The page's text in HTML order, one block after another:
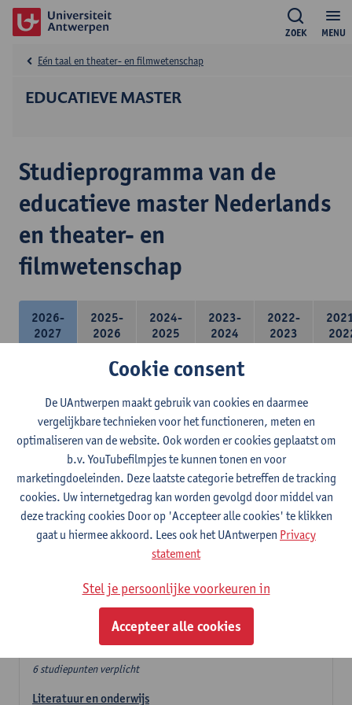
MENU
ZOEK
EDUCATIEVE MASTER
Eén taal en theater- en filmwetenschap
Studieprogramma van de
educatieve master Nederlands
en theater- en
filmwetenschap
2026-
2027
2025-
2026
2024-
2025
2023-
2024
2022-
2023
- Optie A : je kiest twee vakdidactieken
- Optie B: je kiest één vakdidactiek en een profilering
In de domeincomponent neem je 60 studiepunten op:
- 1 verplicht algemeen opleidingsonderdeel van 6 studiepunten,
- 24 of 30 studiepunten Nederlands en telkens minimum 6
studiepunten per deeldomein,
- 24 of 30 studiepunten theater- en filmwetenschap.
Verplicht algemeen opleidingsonderdeel
Deze 6 verplichte studiepunten tellen mee in de
domeincomponent van een van de gekozen talen.
Verplicht algemeen opleidingsonderdeel
6 studiepunten verplicht
Literatuur en onderwijs
Cookie consent
De UAntwerpen maakt gebruik van cookies en daarmee
vergelijkbare technieken voor het functioneren, meten en
optimaliseren van de website. Ook worden er cookies geplaatst om
b.v. YouTubefilmpjes te kunnen tonen en voor
marketingdoeleinden. Deze laatste categorie betreffen de tracking
cookies. Uw internetgedrag kan worden gevolgd door middel van
deze tracking cookies Door op 'Accepteer alle cookies' te klikken
gaat u hiermee akkoord. Lees ook het UAntwerpen Privacy
statement
Stel je persoonlijke voorkeuren in
Accepteer alle cookies